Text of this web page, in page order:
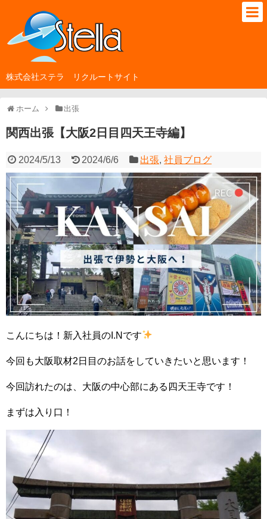
株式会社ステラ リクルートサイト
ホーム 出張
関西出張【大阪2日目四天王寺編】
2024/5/13 2024/6/6 出張,社員ブログ
こんにちは！新入社員のI.Nです
今回も大阪取材2日目のお話をしていきたいと思います！
今回訪れたのは、大阪の中心部にある四天王寺です！
まずは入り口！